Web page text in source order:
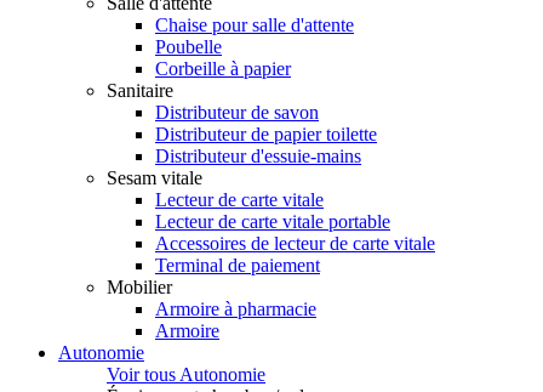
Chaise pour salle d'attente
Poubelle
Corbeille à papier
Sanitaire
Distributeur de savon
Distributeur de papier toilette
Distributeur d'essuie-mains
Sesam vitale
Lecteur de carte vitale
Lecteur de carte vitale portable
Accessoires de lecteur de carte vitale
Terminal de paiement
Mobilier
Armoire à pharmacie
Armoire
Autonomie
Voir tous Autonomie